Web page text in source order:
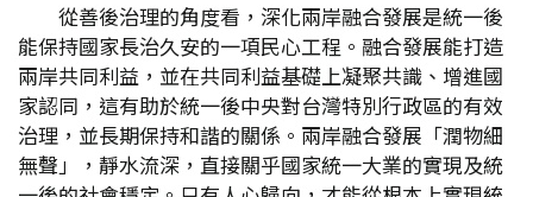
從善後治理的角度看，深化兩岸融合發展是統一後
能保持國家長治久安的一項民心工程。融合發展能打造
兩岸共同利益，並在共同利益基礎上凝聚共識、增進國
家認同，這有助於統一後中央對台灣特別行政區的有效
治理，並長期保持和諧的關係。兩岸融合發展「潤物細
無聲」，靜水流深，直接關乎國家統一大業的實現及統